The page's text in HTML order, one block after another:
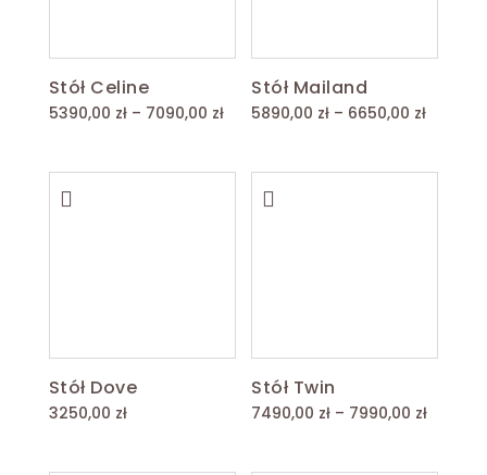
Stół Celine
5390,00 zł – 7090,00 złZakres
od
5390,00 zł
Stół Mailand
5890,00 zł – 6650,00 złZakres
od
Stół Dove
3250,00 zł
Stół Twin
7490,00 zł – 7990,00 złZakres
od